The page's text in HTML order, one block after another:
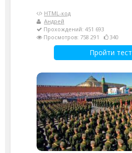
HTML-код
Андрей
Прохождений: 451 693
Просмотров: 758 291
340
Пройти тест